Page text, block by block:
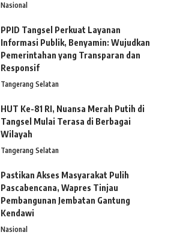
Nasional
PPID Tangsel Perkuat Layanan
Informasi Publik, Benyamin: Wujudkan
Pemerintahan yang Transparan dan
Responsif
Tangerang Selatan
HUT Ke-81 RI, Nuansa Merah Putih di
Tangsel Mulai Terasa di Berbagai
Wilayah
Tangerang Selatan
Pastikan Akses Masyarakat Pulih
Pascabencana, Wapres Tinjau
Pembangunan Jembatan Gantung
Kendawi
Nasional